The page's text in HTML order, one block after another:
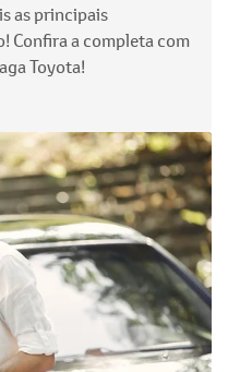
as principais
Confira a completa com
Toyota!